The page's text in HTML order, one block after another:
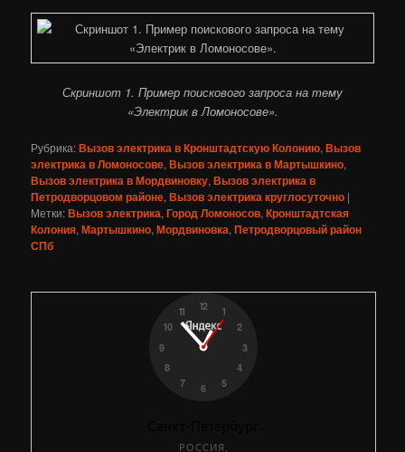
Скриншот 1. Пример поискового запроса на тему
«Электрик в Ломоносове».
Рубрика:Вызов электрика в Кронштадтскую Колонию,Вызов
электрика в Ломоносове,Вызов электрика в Мартышкино,
Вызов электрика в Мордвиновку,Вызов электрика в
Петродворцовом районе,Вызов электрика круглосуточно |
Метки:Вызов электрика,Город Ломоносов,Кронштадтская
Колония,Мартышкино,Мордвиновка,Петродворцовый район
СПб